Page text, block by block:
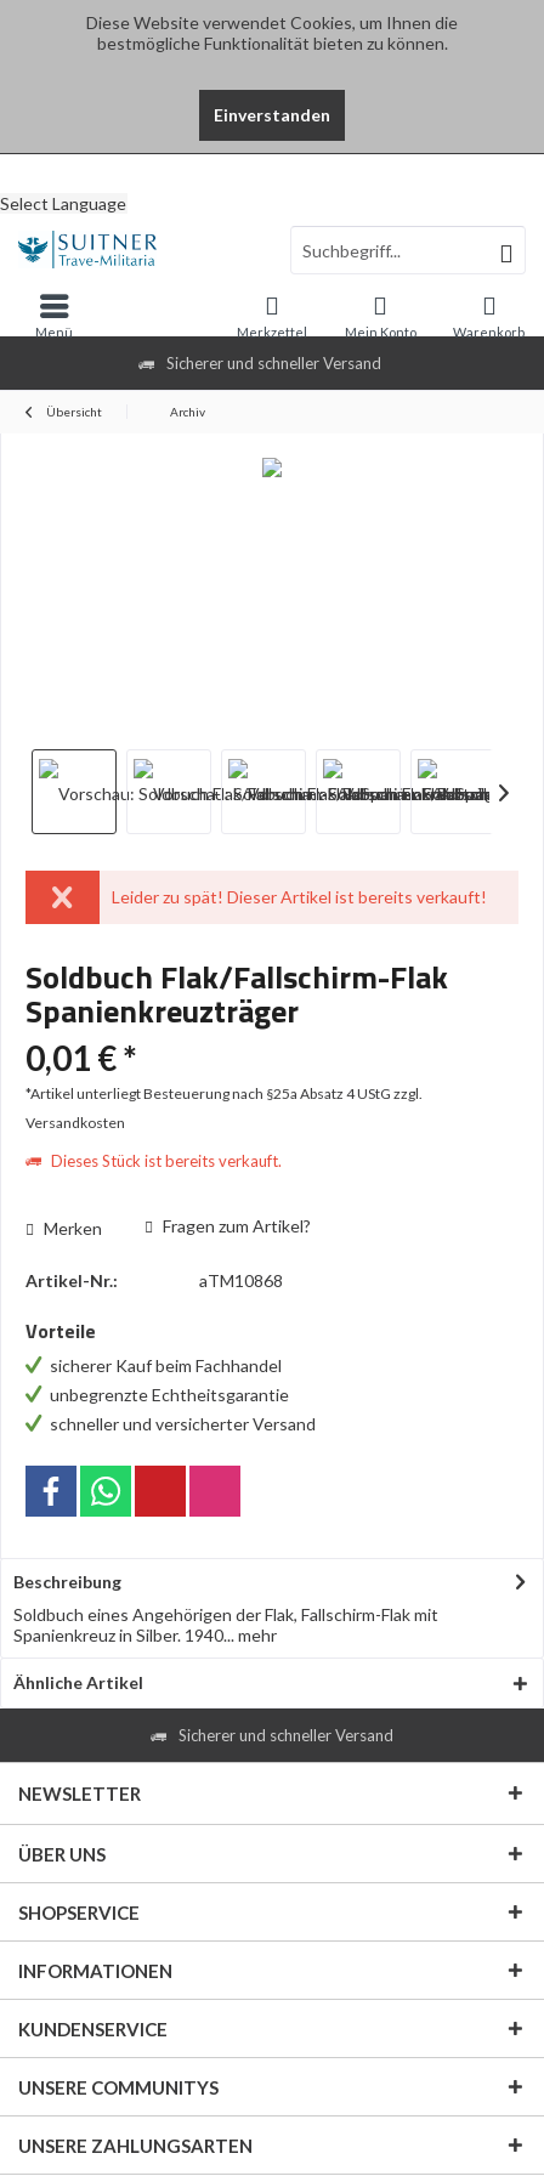
Diese Website verwendet Cookies, um Ihnen die
bestmögliche Funktionalität bieten zu können.
Einverstanden
Sicherer und schneller Versand
Select Language
Warenkorb
Merkzettel Mein Konto
Menü
Übersicht Archiv
Leider zu spät! Dieser Artikel ist bereits verkauft!
Soldbuch Flak/Fallschirm-Flak
Spanienkreuzträger
0,01 € *
*Artikel unterliegt Besteuerung nach §25a Absatz 4 UStG zzgl.
Versandkosten
Dieses Stück ist bereits verkauft.
Merken Fragen zum Artikel?
Artikel-Nr.: aTM10868
Vorteile
sicherer Kauf beim Fachhandel
unbegrenzte Echtheitsgarantie
schneller und versicherter Versand
Beschreibung
Soldbuch eines Angehörigen der Flak, Fallschirm-Flak mit
Spanienkreuz in Silber. 1940...mehr
Ähnliche Artikel
Sicherer und schneller Versand
NEWSLETTER
ÜBER UNS
SHOPSERVICE
INFORMATIONEN
KUNDENSERVICE
UNSERE COMMUNITYS
UNSERE ZAHLUNGSARTEN